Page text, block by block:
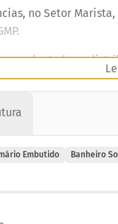
no Setor
planta bem
com painel, rack
Os três
da
de Goiânia, além
academia completa
Embutido Banheiro